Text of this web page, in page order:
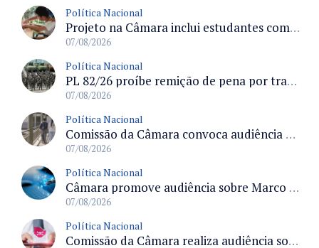
Política Nacional
Projeto na Câmara inclui estudantes com deficiência no regime escolar especial da LDB e estabelece critérios para frequência
07/08/2026
Política Nacional
PL 82/26 proíbe remição de pena por trabalho em funções militares para condenados por crimes contra o Estado Democrático de Direito
07/08/2026
Política Nacional
Comissão da Câmara convoca audiência para discutir misoginia nas escolas e universidades após divulgação de listas misóginas
07/08/2026
Política Nacional
Câmara promove audiência sobre Marco de Fomento à Economia Digital e impactos da inteligência artificial
07/08/2026
Política Nacional
Comissão da Câmara realiza audiência sobre apostas online para medir o tamanho do mercado ilegal